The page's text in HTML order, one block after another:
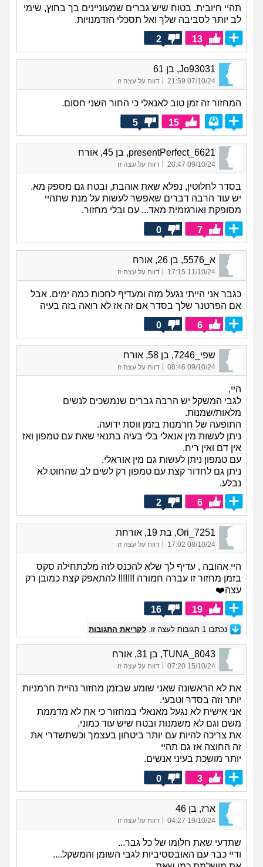
תהיי חיובית. בטוח שיש גברים שמעוניינים בך בחוץ, שימי
לב יותר לסביבה שלך ואל תסכלי הזדמנויות.
13
2
Jo93031, בן 61
07/10/24 21:59 דווח על עצה זו
המחזור זה זמן טוב לאנאלי כי החור השני חסום.
15
5
presentPerfect_6621, בן 45, אורח
09/10/24 20:47 דווח על עצה זו
בסדר לחלוטין, נפלא שאת אוהבת, ובטח גם מספק מא.
יש עוד הרבה דברים שאפשר לעשות על מנת שתהיי
מסופקת ואורגזמית מאד... עם ובלי מחזור.
7
0
א_5576, בן 26, אורח
11/10/24 17:15
| דווח על עצה זו
כגבר אני הייתי נגעל מזה ומעדיף לחכות כמה ימים. אבל
אם הפרטנר שלך בסדר אם זה אז לא רואה בזה בעיה
6
0
שפי_7246, בן 58, אורח
09/10/24 08:46
| דווח על עצה זו
היי,
לגבי המשקל יש הרבה גברים שנמשכים לנשים
מלאות/שמנות.
התופעה של חרמנות בזמן ווסת ידועה.
ניתן לעשות מין אנאלי בלי בעיה בתנאי שאת עם טמפון ואז
אין דם ואין ריח.
עם טמפון ניתן לעשות גם מין אוראלי.
ניתן גם לחדור קצת עם טמפון רק לשים לב שהחוט לא
נבלע.
6
2
Ori_7251, בת 19, אורחת
08/10/24 17:02 דווח על עצה זו
היי אהובה , עדיף לך שלא להכנס לזה מלכתחילה סקס
בזמן מחזור זו עברה חמורה !!!!!!! להתאפק קצת כמובן רק
עצה❤️
19
16
נכתבו 1 תגובות לעצה זו. לקריאת התגובות
TUNA_8043, בן 31, אורח
15/10/24 07:20 דווח על עצה זו
את לא הראשונה שאני שומע שבזמן מחזור נהיית חרמניות
יותר וזה בסדר וטבעי.
אני אישית לא נגעל מאנאלי במחזור כי את לא מדממת
משם וגם לא משמנות ובטח שיש עוד כמוני.
את צריכה להיות עם יותר ביטחון בעצמך וכשתשדרי את
זה החוצה אז גם תהיי
יותר מושכת בעיני אנשים.
3
0
ארז, בן 46
19/10/24 04:27
| דווח על עצה זו
שתדעי שאת חלומו של כל גבר...
ודיי כבר עם האובססיביות לגבי השומן והמשקל....